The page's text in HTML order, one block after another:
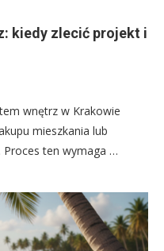
kiedy zlecić projekt i
wnętrz w Krakowie
mieszkania lub
ten wymaga …